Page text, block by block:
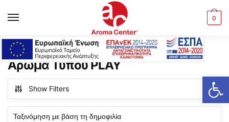
Ανοίξτε τη γραμμή εργαλείων
0
Αρχική σελίδα / Προϊόντα με ετικέτα “Άρωμα Τύπου PLAY”
Άρωμα Τύπου PLAY
Show Filters